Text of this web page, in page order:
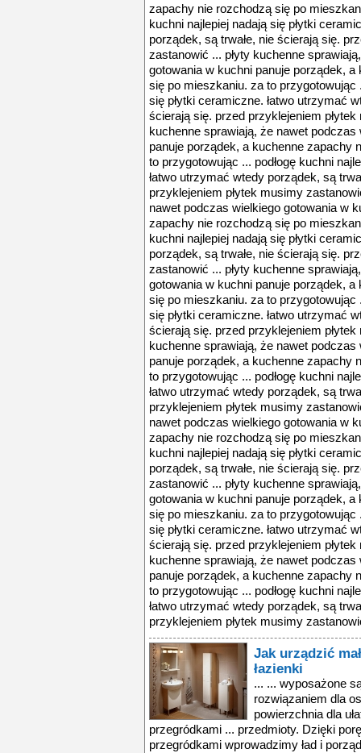
zapachy nie rozchodzą się po
kuchni najlepiej nadają się płytki
porządek, są trwałe, nie ścierają się.
zastanowić ... płyty kuchenne
gotowania w kuchni panuje porządek,
się po mieszkaniu. za to przygotowując
się płytki ceramiczne. łatwo utrzymać
ścierają się. przed przyklejeniem
kuchenne sprawiają, że nawet
panuje porządek, a kuchenne zapachy
to przygotowując ... podłogę kuchni
łatwo utrzymać wtedy porządek, są
przyklejeniem płytek musimy
nawet podczas wielkiego gotowania w
zapachy nie rozchodzą się po
kuchni najlepiej nadają się płytki
porządek, są trwałe, nie ścierają się.
zastanowić ... płyty kuchenne
gotowania w kuchni panuje porządek,
się po mieszkaniu. za to przygotowując
się płytki ceramiczne. łatwo utrzymać
ścierają się. przed przyklejeniem
kuchenne sprawiają, że nawet
panuje porządek, a kuchenne zapachy
to przygotowując ... podłogę kuchni
łatwo utrzymać wtedy porządek, są
przyklejeniem płytek musimy
nawet podczas wielkiego gotowania w
zapachy nie rozchodzą się po
kuchni najlepiej nadają się płytki
porządek, są trwałe, nie ścierają się.
zastanowić ... płyty kuchenne
gotowania w kuchni panuje porządek,
się po mieszkaniu. za to przygotowując
się płytki ceramiczne. łatwo utrzymać
ścierają się. przed przyklejeniem
kuchenne sprawiają, że nawet
panuje porządek, a kuchenne zapachy
to przygotowując ... podłogę kuchni
łatwo utrzymać wtedy porządek, są
przyklejeniem płytek musimy
Jak urządzić
łazienki
... ... wyposażone
rozwiązaniem dla
powierzchnia dla
przegródkami ... przedmioty. Dzięki
przegródkami wprowadzimy ład i